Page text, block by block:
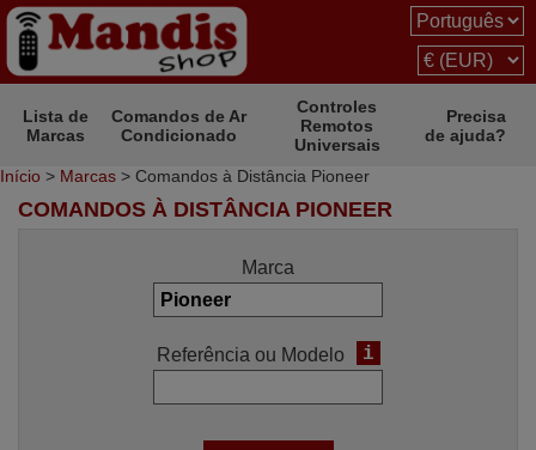
Lista de
Marcas
Comandos de Ar
Condicionado
Controles
Remotos
Universais
Precisa
de ajuda?
Início > Marcas > Comandos à Distância Pioneer
COMANDOS À DISTÂNCIA PIONEER
Marca
Referência ou Modelo i